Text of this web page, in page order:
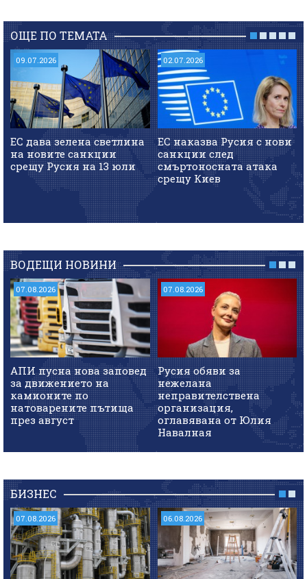
ОЩЕ ПО ТЕМАТА
09.07.2026
ЕС дава зелена светлина
на новите санкции
срещу Русия на 13 юли
02.07.2026
ЕС наказва Русия с нови
санкции след
смъртоносната атака
срещу Киев
ВОДЕЩИ НОВИНИ
07.08.2026
АПИ пусна нова заповед
за движението на
камионите по
натоварените пътища
през август
07.08.2026
Русия обяви за
нежелана
неправителствена
организация,
оглавявана от Юлия
Навалная
БИЗНЕС
07.08.2026 06.08.2026